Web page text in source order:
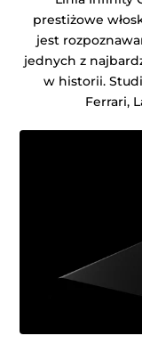
prestiżowe
jest
jednych z
w historii.
Ferrari,